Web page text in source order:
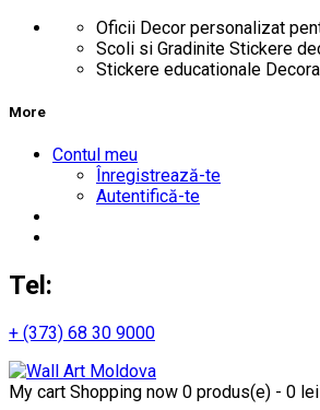
Oficii Decor personalizat
Scoli si Gradinite Stickere
Stickere educationale
More
Contul meu
Înregistrează-te
Autentifică-te
Tel:
+ (373) 68 30 9000
My cart Shopping now 0 produs(e) - 0 lei